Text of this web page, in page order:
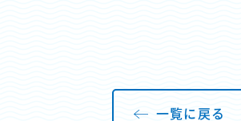
一覧に戻る